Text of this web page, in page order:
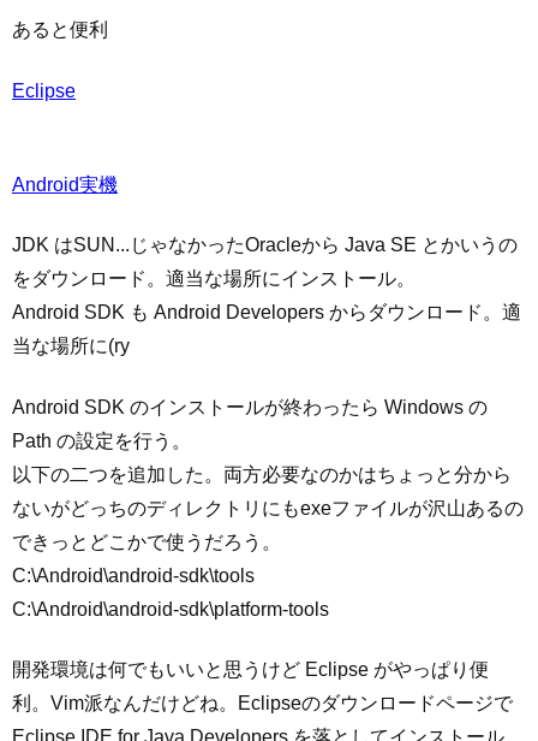
あると便利
Eclipse
Android実機
JDK はSUN...じゃなかったOracleから Java SE とかいうの
をダウンロード。適当な場所にインストール。
Android SDK も Android Developers からダウンロード。適
当な場所に(ry
Android SDK のインストールが終わったら Windows の
Path の設定を行う。
以下の二つを追加した。両方必要なのかはちょっと分から
ないがどっちのディレクトリにもexeファイルが沢山あるの
できっとどこかで使うだろう。
C:\Android\android-sdk\tools
C:\Android\android-sdk\platform-tools
開発環境は何でもいいと思うけど Eclipse がやっぱり便
利。Vim派なんだけどね。Eclipseのダウンロードページで